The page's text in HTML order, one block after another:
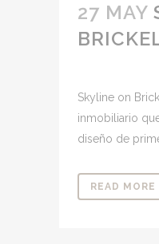
27 MAY
Skyline on
inmobiliario
diseño de
READ MORE